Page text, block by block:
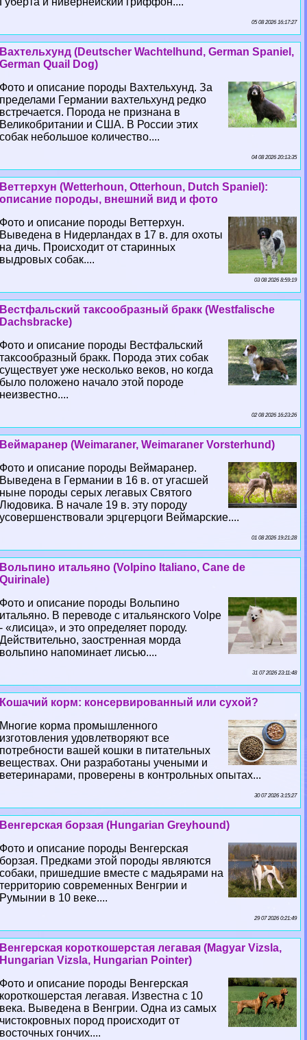
05 08 2026 16:17:27
Вахтельхунд (Deutscher Wachtelhund, German Spaniel,
German Quail Dog)
Фото и описание породы Вахтельхунд. За
пределами Германии вахтельхунд редко
встречается. Порода не признана в
Великобритании и США. В России этих
собак небольшое количество....
04 08 2026 20:13:35
Веттерхун (Wetterhoun, Otterhoun, Dutch Spaniel):
описание породы, внешний вид и фото
Фото и описание породы Веттерхун.
Выведена в Нидерландах в 17 в. для охоты
на дичь. Происходит от старинных
выдровых собак....
03 08 2026 8:59:19
Вестфальский таксообразный бpaкк (Westfalische
Dachsbracke)
Фото и описание породы Вестфальский
таксообразный бpaкк. Порода этих собак
существует уже несколько веков, но когда
было положено начало этой породе
неизвестно....
02 08 2026 16:23:26
Веймаранер (Weimaraner, Weimaraner Vorsterhund)
Фото и описание породы Веймаранер.
Выведена в Германии в 16 в. от угасшей
ныне породы серых легавых Святого
Людовика. В начале 19 в. эту породу
усовершенствовали эрцгерцоги Веймарские....
01 08 2026 19:21:28
Вольпино итальяно (Volpino Italiano, Cane de
Quirinale)
Фото и описание породы Вольпино
итальяно. В переводе с итальянского Volpe
- «лисица», и это определяет породу.
Действительно, заостренная морда
вольпино напоминает лисью....
31 07 2026 23:11:48
Кошачий корм: консервированный или сухой?
Многие корма промышленного
изготовления удовлетворяют все
потребности вашей кошки в питательных
веществах. Они разработаны учеными и
ветеринарами, проверены в контрольных опытах...
30 07 2026 3:15:27
Венгерская борзая (Hungarian Greyhound)
Фото и описание породы Венгерская
борзая. Предками этой породы являются
собаки, пришедшие вместе с мадьярами на
территорию современных Венгрии и
Румынии в 10 веке....
29 07 2026 0:21:49
Венгерская короткошерстая легавая (Magyar Vizsla,
Hungarian Vizsla, Hungarian Pointer)
Фото и описание породы Венгерская
короткошерстая легавая. Известна с 10
века. Выведена в Венгрии. Одна из самых
чистокровных пород происходит от
восточных гончих....